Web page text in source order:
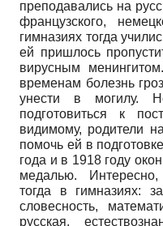
преподавались на
французского,
гимназиях тогда
ей пришлось
вирусным
временам болезнь
унести в могилу.
подготовиться к
видимому, родители
помочь ей в
года и в 1918 году
медалью.
тогда в гимназиях:
словесность,
русская,